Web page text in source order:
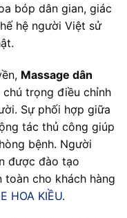
bóp dân gian, giác
hệ người Việt sử
Massage dân
trọng điều chỉnh
Sự phối hợp giữa
tác thủ công giúp
bệnh. Người
được đào tạo
toàn cho khách hàng
HOA KIỀU.